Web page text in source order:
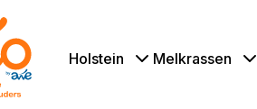
Holstein Melkrassen